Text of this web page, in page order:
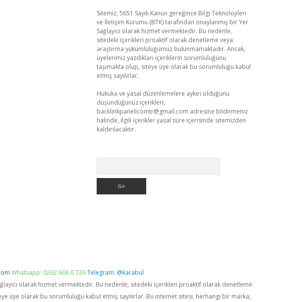
Sitemiz, 5651 Sayılı Kanun gereğince Bilgi Teknolojileri
ve İletişim Kurumu (BTK) tarafından onaylanmış bir Yer
Sağlayıcı olarak hizmet vermektedir. Bu nedenle,
sitedeki içerikleri proaktif olarak denetleme veya
araştırma yükümlülüğümüz bulunmamaktadır. Ancak,
üyelerimiz yazdıkları içeriklerin sorumluluğunu
taşımakta olup, siteye üye olarak bu sorumluluğu kabul
etmiş sayılırlar.
Hukuka ve yasal düzenlemelere aykırı olduğunu
düşündüğünüz içerikleri,
backlinkpanelicomtr@gmail.com adresine bildirmeniz
halinde, ilgili içerikler yasal süre içerisinde sitemizden
kaldırılacaktır.
Whatsapp: 0262 606 0 726Telegram: @karabul
olarak hizmet vermektedir. Bu nedenle, sitedeki içerikleri proaktif olarak denetleme
üye olarak bu sorumluluğu kabul etmiş sayılırlar. Bu internet sitesi, herhangi bir marka,